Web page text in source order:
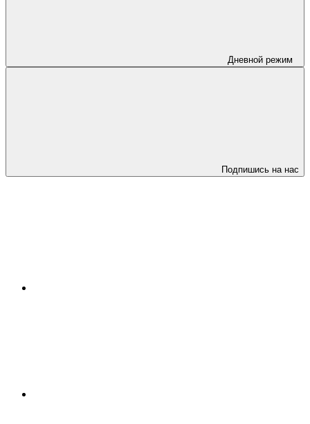
Дневной режим
Подпишись на нас